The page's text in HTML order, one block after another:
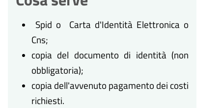
Spid o Carta d'Identità Elettronica o
Cns;
copia del documento di identità (non
obbligatoria);
copia dell'avvenuto pagamento dei costi
richiesti.